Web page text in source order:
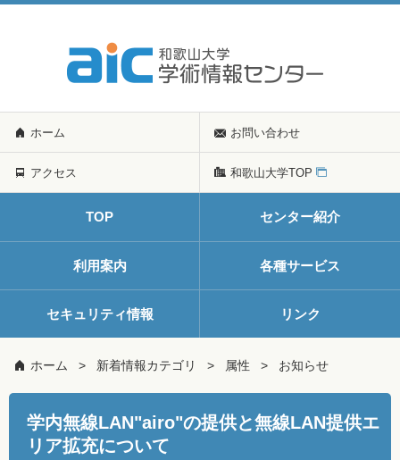
ホーム お問い合わせ
アクセス 和歌山大学TOP
TOP センター紹介
利用案内 各種サービス
セキュリティ情報 リンク
ホーム 新着情報カテゴリ 属性 お知らせ
学内無線LAN"airo"の提供と無線LAN提供エ
リア拡充について